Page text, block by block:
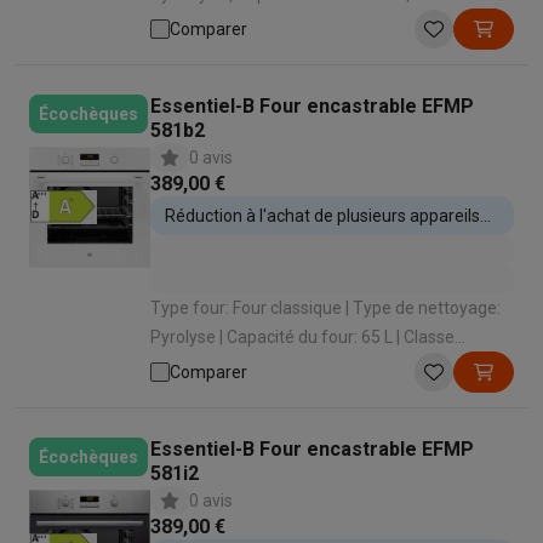
énergétique: A+ | Type de cuisson: Air pulsé
Comparer
Écochèques
Essentiel-B Four encastrable EFMP
581b2
0 avis
389,00 €
Réduction à l'achat de plusieurs appareils
Type four: Four classique | Type de nettoyage:
Pyrolyse | Capacité du four: 65 L | Classe
énergétique: A+ | Type de cuisson: Air pulsé
Comparer
Écochèques
Essentiel-B Four encastrable EFMP
581i2
0 avis
389,00 €